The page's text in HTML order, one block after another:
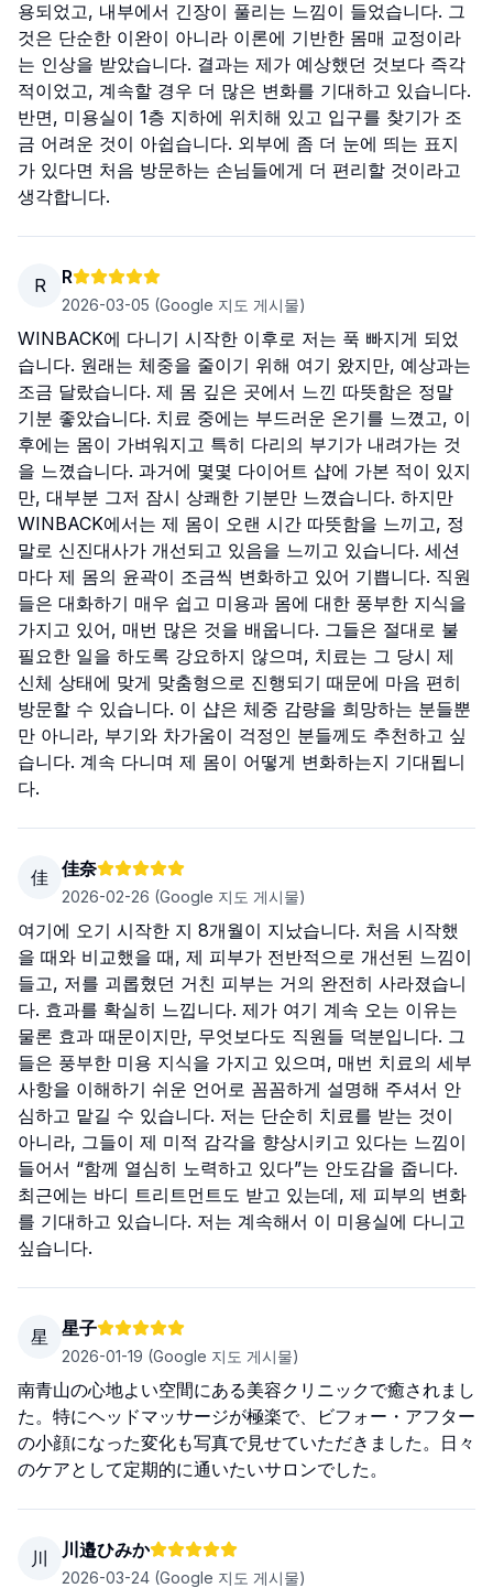
용되었고, 내부에서 긴장이 풀리는 느낌이 들었습니다. 그
것은 단순한 이완이 아니라 이론에 기반한 몸매 교정이라
는 인상을 받았습니다. 결과는 제가 예상했던 것보다 즉각
적이었고, 계속할 경우 더 많은 변화를 기대하고 있습니다.
반면, 미용실이 1층 지하에 위치해 있고 입구를 찾기가 조
금 어려운 것이 아쉽습니다. 외부에 좀 더 눈에 띄는 표지
가 있다면 처음 방문하는 손님들에게 더 편리할 것이라고
생각합니다.
R R
2026-03-05 (Google 지도 게시물)
WINBACK에 다니기 시작한 이후로 저는 푹 빠지게 되었
습니다. 원래는 체중을 줄이기 위해 여기 왔지만, 예상과는
조금 달랐습니다. 제 몸 깊은 곳에서 느낀 따뜻함은 정말
기분 좋았습니다. 치료 중에는 부드러운 온기를 느꼈고, 이
후에는 몸이 가벼워지고 특히 다리의 부기가 내려가는 것
을 느꼈습니다. 과거에 몇몇 다이어트 샵에 가본 적이 있지
만, 대부분 그저 잠시 상쾌한 기분만 느꼈습니다. 하지만
WINBACK에서는 제 몸이 오랜 시간 따뜻함을 느끼고, 정
말로 신진대사가 개선되고 있음을 느끼고 있습니다. 세션
마다 제 몸의 윤곽이 조금씩 변화하고 있어 기쁩니다. 직원
들은 대화하기 매우 쉽고 미용과 몸에 대한 풍부한 지식을
가지고 있어, 매번 많은 것을 배웁니다. 그들은 절대로 불
필요한 일을 하도록 강요하지 않으며, 치료는 그 당시 제
신체 상태에 맞게 맞춤형으로 진행되기 때문에 마음 편히
방문할 수 있습니다. 이 샵은 체중 감량을 희망하는 분들뿐
만 아니라, 부기와 차가움이 걱정인 분들께도 추천하고 싶
습니다. 계속 다니며 제 몸이 어떻게 변화하는지 기대됩니
다.
佳 佳奈
2026-02-26 (Google 지도 게시물)
여기에 오기 시작한 지 8개월이 지났습니다. 처음 시작했
을 때와 비교했을 때, 제 피부가 전반적으로 개선된 느낌이
들고, 저를 괴롭혔던 거친 피부는 거의 완전히 사라졌습니
다. 효과를 확실히 느낍니다. 제가 여기 계속 오는 이유는
물론 효과 때문이지만, 무엇보다도 직원들 덕분입니다. 그
들은 풍부한 미용 지식을 가지고 있으며, 매번 치료의 세부
사항을 이해하기 쉬운 언어로 꼼꼼하게 설명해 주셔서 안
심하고 맡길 수 있습니다. 저는 단순히 치료를 받는 것이
아니라, 그들이 제 미적 감각을 향상시키고 있다는 느낌이
들어서 “함께 열심히 노력하고 있다”는 안도감을 줍니다.
최근에는 바디 트리트먼트도 받고 있는데, 제 피부의 변화
를 기대하고 있습니다. 저는 계속해서 이 미용실에 다니고
싶습니다.
星 星子
2026-01-19 (Google 지도 게시물)
南青山の心地よい空間にある美容クリニックで癒されまし
た。特にヘッドマッサージが極楽で、ビフォー・アフター
の小顔になった変化も写真で見せていただきました。日々
のケアとして定期的に通いたいサロンでした。
川 川邉ひみか
2026-03-24 (Google 지도 게시물)